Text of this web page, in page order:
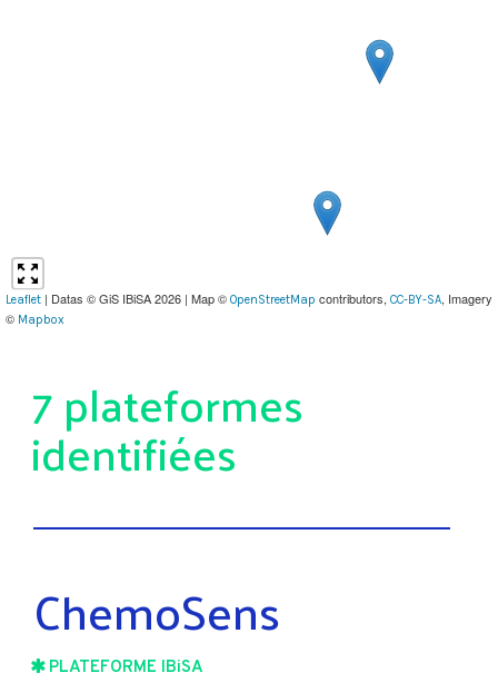
Leaflet | Datas © GiS IBiSA 2026 | Map © OpenStreetMap contributors, CC-BY-SA, Imagery
© Mapbox
7 plateformes
identifiées
ChemoSens
PLATEFORME IBiSA